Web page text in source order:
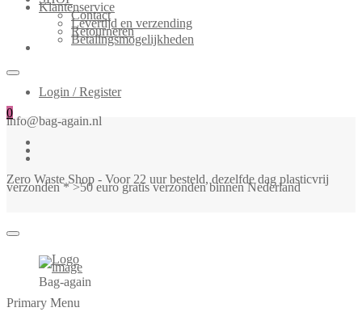
Klantenservice
Contact
Levertijd en verzending
Retourneren
Betalingsmogelijkheden
Login / Register
0
info@bag-again.nl
Zero Waste Shop - Voor 22 uur besteld, dezelfde dag plasticvrij
verzonden * >50 euro gratis verzonden binnen Nederland
Bag-again
Primary Menu